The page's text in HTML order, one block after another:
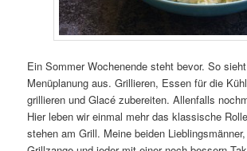
Ein Sommer Wochenende steht bevor. So
Menüplanung aus. Grillieren, Essen für die
grillieren und Glacé zubereiten. Allenfalls
Hier leben wir einmal mehr das klassische
stehen am Grill. Meine beiden